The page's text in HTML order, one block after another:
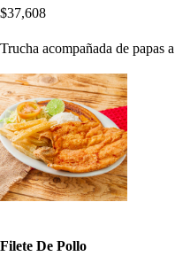
$37,608
Trucha acompañada de papas
Filete De Pollo